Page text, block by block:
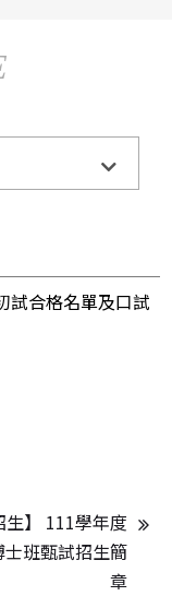
試合格名單及口試
生】 111學年度
班甄試招生簡
章